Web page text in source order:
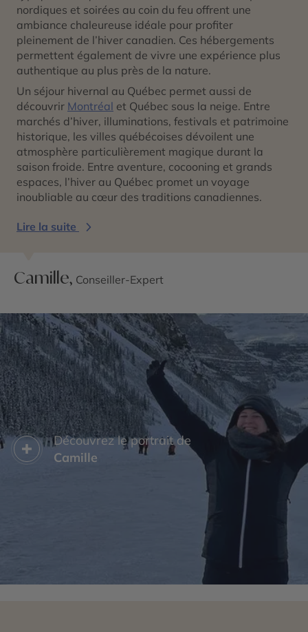
nordiques et soirées au coin du feu offrent une
ambiance chaleureuse idéale pour profiter
pleinement de l’hiver canadien. Ces hébergements
permettent également de vivre une expérience plus
authentique au plus près de la nature.
Un séjour hivernal au Québec permet aussi de
découvrir Montréal et Québec sous la neige. Entre
marchés d’hiver, illuminations, festivals et patrimoine
historique, les villes québécoises dévoilent une
atmosphère particulièrement magique durant la
saison froide. Entre aventure, cocooning et grands
espaces, l’hiver au Québec promet un voyage
inoubliable au cœur des traditions canadiennes.
Lire la suite
Camille, Conseiller-Expert
Découvrez le portrait de
Camille